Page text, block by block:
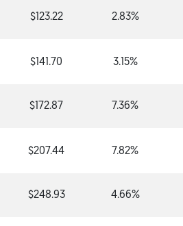
$123.22 2.83%
$141.70 3.15%
$172.87 7.36%
$207.44 7.82%
$248.93 4.66%